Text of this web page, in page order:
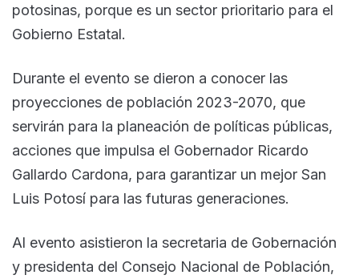
potosinas, porque es un sector prioritario para el
Gobierno Estatal.
Durante el evento se dieron a conocer las
proyecciones de población 2023-2070, que
servirán para la planeación de políticas públicas,
acciones que impulsa el Gobernador Ricardo
Gallardo Cardona, para garantizar un mejor San
Luis Potosí para las futuras generaciones.
Al evento asistieron la secretaria de Gobernación
y presidenta del Consejo Nacional de Población,